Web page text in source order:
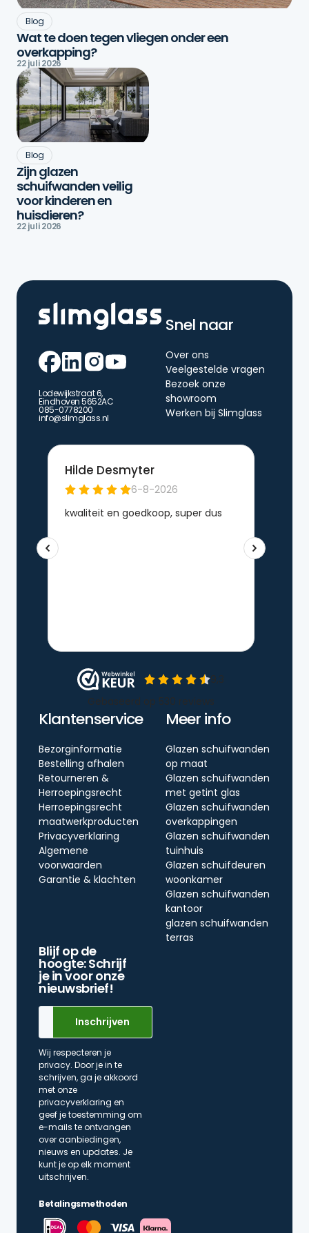
Blog
Wat te doen tegen vliegen onder een
overkapping?
22 juli 2026
Blog
Zijn glazen
schuifwanden veilig
voor kinderen en
huisdieren?
22 juli 2026
Lodewijkstraat 6,
Eindhoven 5652AC
085-0778200
info@slimglass.nl
Snel naar
Over ons
Veelgestelde vragen
Bezoek onze
showroom
Werken bij Slimglass
Klantenservice
Bezorginformatie
Bestelling afhalen
Retourneren &
Herroepingsrecht
Herroepingsrecht
maatwerkproducten
Privacyverklaring
Algemene
voorwaarden
Garantie & klachten
Meer info
Glazen schuifwanden
op maat
Glazen schuifwanden
met getint glas
Glazen schuifwanden
overkappingen
Glazen schuifwanden
tuinhuis
Glazen schuifdeuren
woonkamer
Glazen schuifwanden
kantoor
glazen schuifwanden
terras
Blijf op de
hoogte: Schrijf
je in voor onze
nieuwsbrief!
Wij respecteren je
privacy. Door je in te
schrijven, ga je akkoord
met onze
privacyverklaring en
geef je toestemming om
e-mails te ontvangen
over aanbiedingen,
nieuws en updates. Je
kunt je op elk moment
uitschrijven.
Betalingsmethoden